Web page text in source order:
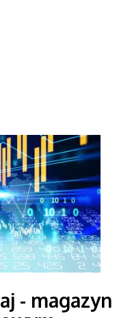
- magazyn